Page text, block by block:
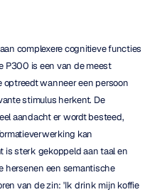
complexere cognitieve functies
P300 is een van de meest
wanneer een persoon
stimulus herkent. De
aandacht er wordt besteed,
kan
is sterk gekoppeld aan taal en
hersenen een semantische
van de zin: 'Ik drink mijn koffie